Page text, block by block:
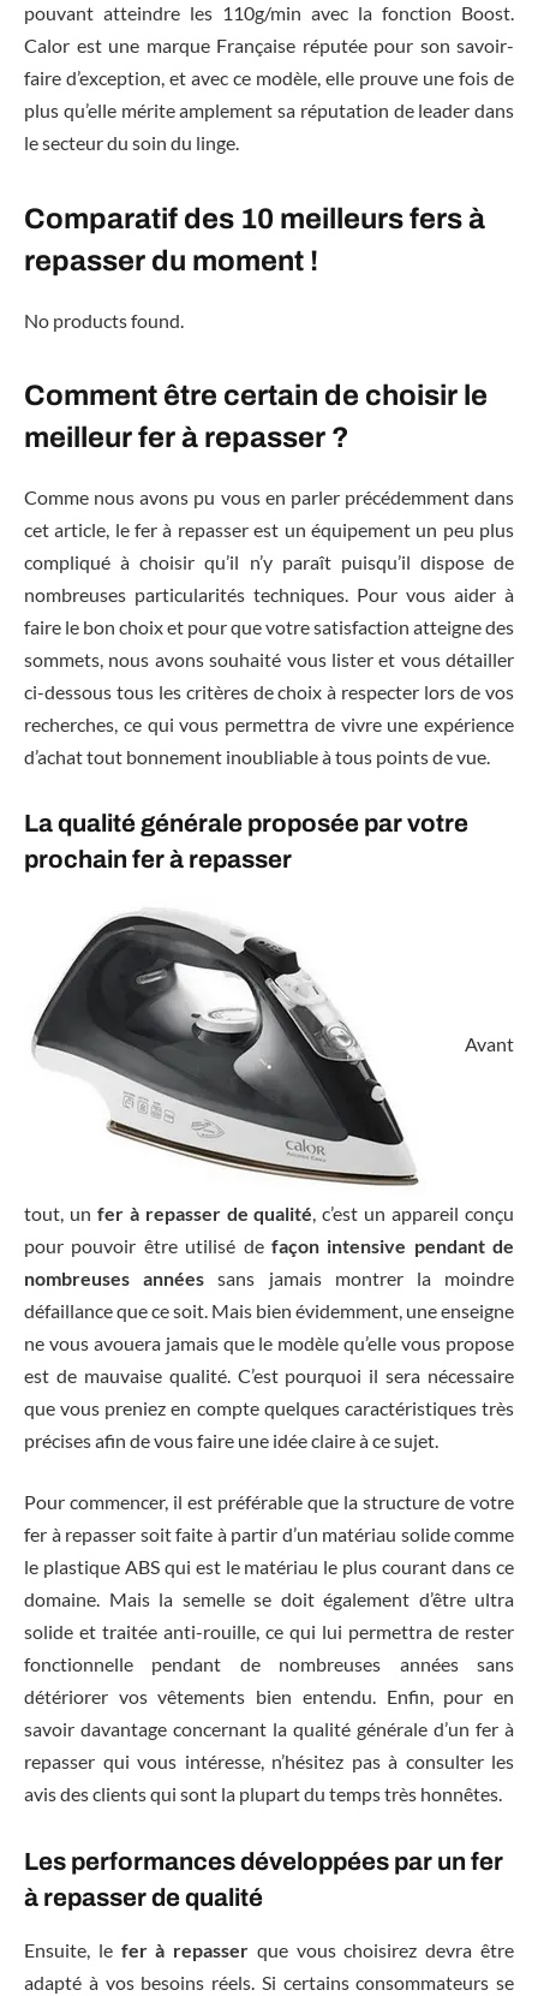
pouvant atteindre les 110g/min avec la fonction Boost.
Calor est une marque Française réputée pour son savoir-
faire d’exception, et avec ce modèle, elle prouve une fois de
plus qu’elle mérite amplement sa réputation de leader dans
le secteur du soin du linge.
Comparatif des 10 meilleurs fers à
repasser du moment !
No products found.
Comment être certain de choisir le
meilleur fer à repasser ?
Comme nous avons pu vous en parler précédemment dans
cet article, le fer à repasser est un équipement un peu plus
compliqué à choisir qu’il n’y paraît puisqu’il dispose de
nombreuses particularités techniques. Pour vous aider à
faire le bon choix et pour que votre satisfaction atteigne des
sommets, nous avons souhaité vous lister et vous détailler
ci-dessous tous les critères de choix à respecter lors de vos
recherches, ce qui vous permettra de vivre une expérience
d’achat tout bonnement inoubliable à tous points de vue.
La qualité générale proposée par votre
prochain fer à repasser
Avant
tout, un fer à repasser de qualité, c’est un appareil conçu
pour pouvoir être utilisé de façon intensive pendant de
nombreuses années sans jamais montrer la moindre
défaillance que ce soit. Mais bien évidemment, une enseigne
ne vous avouera jamais que le modèle qu’elle vous propose
est de mauvaise qualité. C’est pourquoi il sera nécessaire
que vous preniez en compte quelques caractéristiques très
précises afin de vous faire une idée claire à ce sujet.
Pour commencer, il est préférable que la structure de votre
fer à repasser soit faite à partir d’un matériau solide comme
le plastique ABS qui est le matériau le plus courant dans ce
domaine. Mais la semelle se doit également d’être ultra
solide et traitée anti-rouille, ce qui lui permettra de rester
fonctionnelle pendant de nombreuses années sans
détériorer vos vêtements bien entendu. Enfin, pour en
savoir davantage concernant la qualité générale d’un fer à
repasser qui vous intéresse, n’hésitez pas à consulter les
avis des clients qui sont la plupart du temps très honnêtes.
Les performances développées par un fer
à repasser de qualité
Ensuite, le fer à repasser que vous choisirez devra être
adapté à vos besoins réels. Si certains consommateurs se